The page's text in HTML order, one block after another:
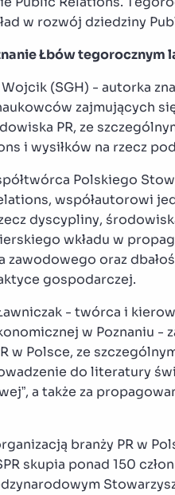
w rozwój dziedziny
Łbów tegorocznym
(SGH) - autorka
zajmujących
PR, ze
i wysiłków na rzecz
Polskiego
współautorowi
dyscypliny,
wkładu w
oraz
gospodarczej.
- twórca i
w Poznaniu -
w Polsce, ze
do literatury
a także za
branży PR w
skupia ponad 150